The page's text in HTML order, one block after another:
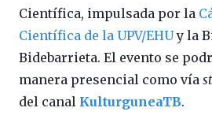
Científica, impulsada por la
Científica de la UPV/EHUy la
Bidebarrieta. El evento se
manera presencial como vía
del canal KulturguneaTB.